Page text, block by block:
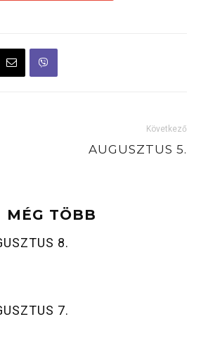
Következő
AUGUSZTUS 5.
MÉG TÖBB
8.
7.